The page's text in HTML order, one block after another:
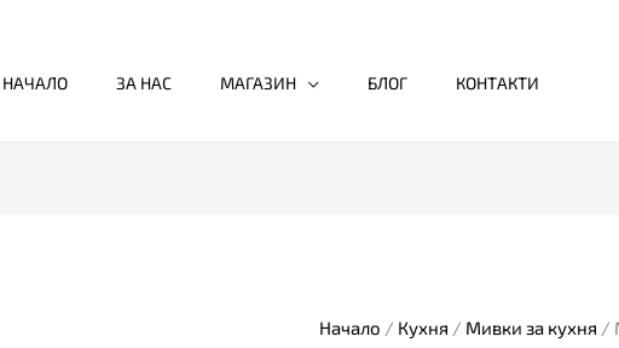
НАЧАЛО ЗА НАС МАГАЗИН БЛОГ КОНТАКТИ
Начало / Кухня / Мивки за кухня /
215.00€. 205.00€.
за